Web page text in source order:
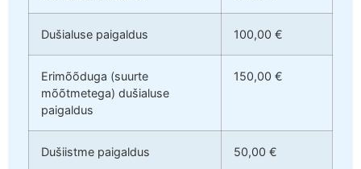
Dušialuse paigaldus 100,00 €
Erimõõduga (suurte
mõõtmetega) dušialuse
paigaldus
150,00 €
Dušiistme paigaldus 50,00 €